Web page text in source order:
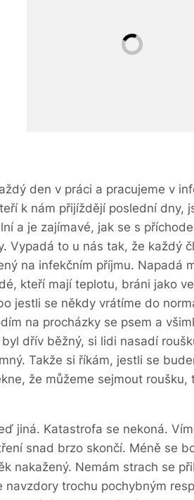
den v práci a pracujeme v
k nám přijíždějí poslední dny,
a je zajímavé, jak se s
Vypadá to u nás tak, že každý
na infekčním příjmu. Napadá
kteří mají teplotu, bráni jako
jestli se někdy vrátíme do
na procházky se psem a
dřív běžný, si lidi nasadí
Takže si říkám, jestli se
že můžeme sejmout
jiná. Katastrofa se nekoná.
snad brzo skončí. Méně se
nakažený. Nemám strach se
navzdory trochu pochybným